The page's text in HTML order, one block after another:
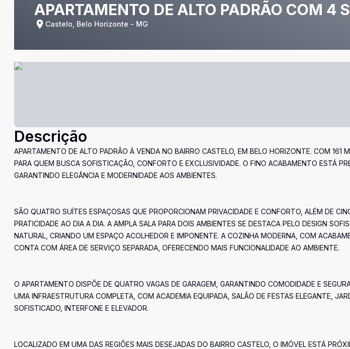
APARTAMENTO DE ALTO PADRÃO COM 4
Castelo, Belo Horizonte - MG
Descrição
APARTAMENTO DE ALTO PADRÃO À VENDA NO BAIRRO CASTELO, EM BELO HORIZONTE. COM 161
PARA QUEM BUSCA SOFISTICAÇÃO, CONFORTO E EXCLUSIVIDADE. O FINO ACABAMENTO ESTÁ
GARANTINDO ELEGÂNCIA E MODERNIDADE AOS AMBIENTES.
SÃO QUATRO SUÍTES ESPAÇOSAS QUE PROPORCIONAM PRIVACIDADE E CONFORTO, ALÉM DE
PRATICIDADE AO DIA A DIA. A AMPLA SALA PARA DOIS AMBIENTES SE DESTACA PELO DESIGN
NATURAL, CRIANDO UM ESPAÇO ACOLHEDOR E IMPONENTE. A COZINHA MODERNA, COM
CONTA COM ÁREA DE SERVIÇO SEPARADA, OFERECENDO MAIS FUNCIONALIDADE AO AMBIENTE.
O APARTAMENTO DISPÕE DE QUATRO VAGAS DE GARAGEM, GARANTINDO COMODIDADE E
UMA INFRAESTRUTURA COMPLETA, COM ACADEMIA EQUIPADA, SALÃO DE FESTAS ELEGANTE,
SOFISTICADO, INTERFONE E ELEVADOR.
LOCALIZADO EM UMA DAS REGIÕES MAIS DESEJADAS DO BAIRRO CASTELO, O IMÓVEL ESTÁ